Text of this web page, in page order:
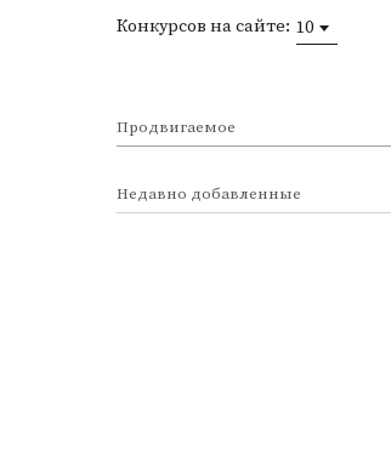
Конкурсов на сайте: 10
Продвигаемое
Недавно добавленные